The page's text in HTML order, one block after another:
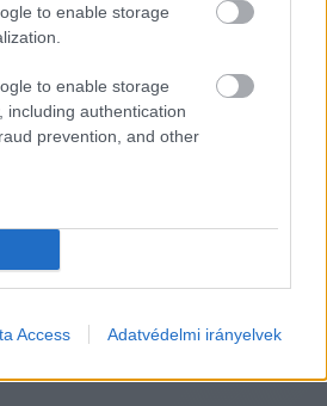
to enable storage
to enable storage
including authentication
prevention, and other
Access Adatvédelmi irányelvek
sem lehet, muszáj
hanem a saját állítások